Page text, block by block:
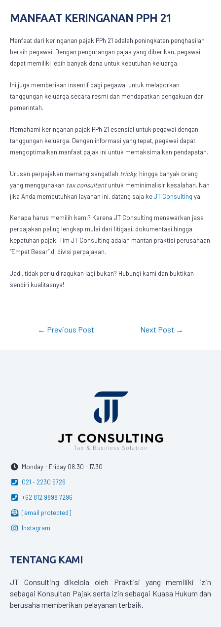
MANFAAT KERINGANAN PPH 21
Manfaat dari keringanan pajak PPh 21 adalah peningkatan penghasilan
bersih pegawai. Dengan pengurangan pajak yang diberikan, pegawai
dapat memiliki lebih banyak dana untuk kebutuhan keluarga.
Ini juga memberikan insentif bagi pegawai untuk melaporkan
tanggungan keluarga secara resmi dan mendapatkan pengakuan dari
pemerintah.
Memahami keringanan pajak PPh 21 esensial untuk pegawai dengan
tanggungan keluarga. Dengan informasi yang tepat, pegawai dapat
mengoptimalkan manfaat pajak ini untuk memaksimalkan pendapatan.
Urusan perpajakan memang sangatlah tricky, hingga banyak orang
yang menggunakan tax consultantuntuk meminimalisir kesalahan. Nah
jika Anda membutuhkan layanan ini, datang saja keJT Consulting ya!
Kenapa harus memilih kami? Karena JT Consulting menawarkan jasa
perpajakan paling lengkap mulai dari litigasi, dokumentasi hingga
kepatuhan pajak. Tim JT Consulting adalah mantan praktisi perusahaan
“Empat Besar” di divisi perpajakan.
Jadi, tidak perlu diragukan lagi bukan? Hubungi kami dan buktikan
sendiri kualitasnya!
← Previous Post Next Post →
Monday - Friday 08.30 - 17.30
021 - 2230 5726
+62 812 9898 7296
[email protected]
Instagram
TENTANG KAMI
JT Consulting dikelola oleh Praktisi yang memiliki izin
sebagai Konsultan Pajak serta izin sebagai Kuasa Hukum dan
berusaha memberikan pelayanan terbaik.